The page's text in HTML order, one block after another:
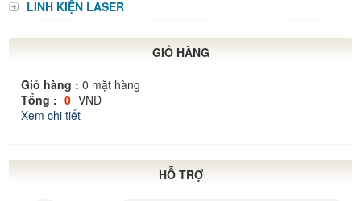
LINH KIỆN LASER
GIỎ HÀNG
Giỏ hàng : 0 mặt hàng
Tổng : 0 VND
Xem chi tiết
HỖ TRỢ